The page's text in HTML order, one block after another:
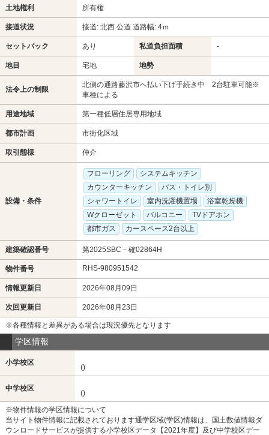
土地権利 所有権
接道状況 接道: 北西 公道 道路幅: 4ｍ
セットバック あり 私道負担面積 -
地目 宅地 地勢
法令上の制限
北側の通路藤沢市へ払い下げ手続き中 2台駐車可能※
車種による
用途地域 第一種低層住居専用地域
都市計画 市街化区域
取引態様 仲介
設備・条件
フローリング
システムキッチン
カウンターキッチン
バス・トイレ別
シャワートイレ
室内洗濯機置場
浴室乾燥機
Wクローゼット
バルコニー
TVドアホン
都市ガス
カースペース2台以上
建築確認番号 第2025SBC－確02864H
物件番号 RHS-980951542
情報更新日 2026年08月09日
次回更新日 2026年08月23日
※各種情報と差異がある場合は現況優先となります
学区情報
小学校区
()
中学校区
()
※物件情報の学区情報について
当サイト物件情報に記載されております通学区域(学区)情報は、国土数値情報ダ
ウンロードサービスが提供する小学校区データ【2021年度】及び中学校区デー